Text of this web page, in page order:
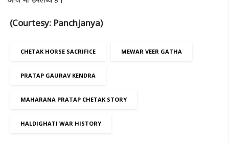
(Courtesy: Panchjanya)
CHETAK HORSE SACRIFICE MEWAR VEER GATHA
PRATAP GAURAV KENDRA
MAHARANA PRATAP CHETAK STORY
HALDIGHATI WAR HISTORY